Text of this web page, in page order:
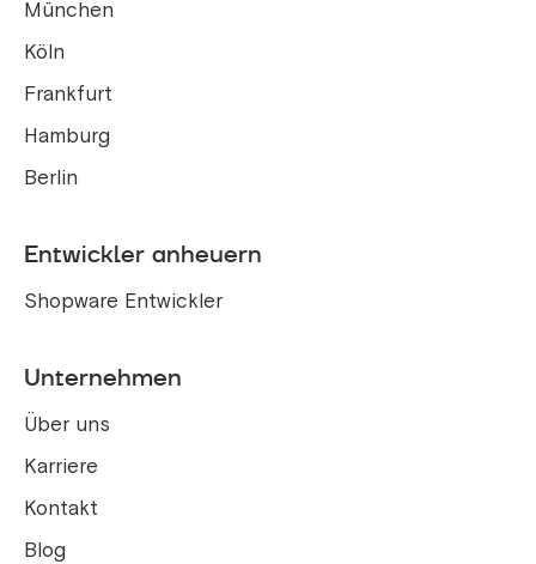
München
Köln
Frankfurt
Hamburg
Berlin
Entwickler anheuern
Shopware Entwickler
Unternehmen
Über uns
Karriere
Kontakt
Blog